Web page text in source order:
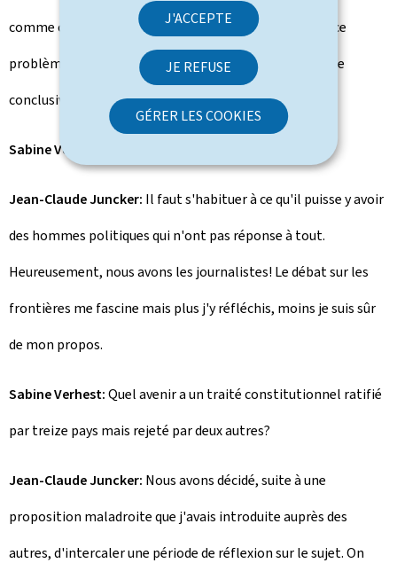
J'ACCEPTE
JE REFUSE
GÉRER LES COOKIES
comme candidate la Turquie... Nous devons réfléchir à ce
problème sans vouloir à tout prix formuler une réponse
conclusive.
Sabine Verhest:
Jean-Claude Juncker: Il faut s'habituer à ce qu'il puisse y avoir
des hommes politiques qui n'ont pas réponse à tout.
Heureusement, nous avons les journalistes! Le débat sur les
frontières me fascine mais plus j'y réfléchis, moins je suis sûr
de mon propos.
Sabine Verhest:Quel avenir a un traité constitutionnel ratifié
par treize pays mais rejeté par deux autres?
Jean-Claude Juncker: Nous avons décidé, suite à une
proposition maladroite que j'avais introduite auprès des
autres, d'intercaler une période de réflexion sur le sujet. On